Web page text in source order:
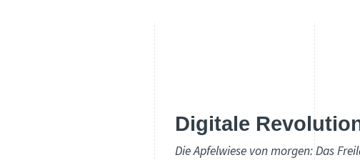
Digitale
Die Apfelwiese von morgen: Das